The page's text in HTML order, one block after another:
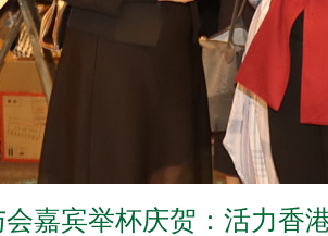
会嘉宾举杯庆贺：活力香